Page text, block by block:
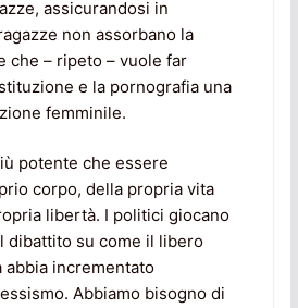
assicurandosi in
non assorbano la
che – ripeto – vuole far
e la pornografia una
femminile.
potente che essere
corpo, della propria vita
libertà. I politici giocano
dibattito su come il libero
abbia incrementato
Abbiamo bisogno di